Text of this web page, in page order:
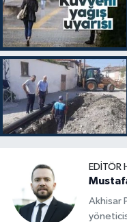
EDITÖR
Akhisar